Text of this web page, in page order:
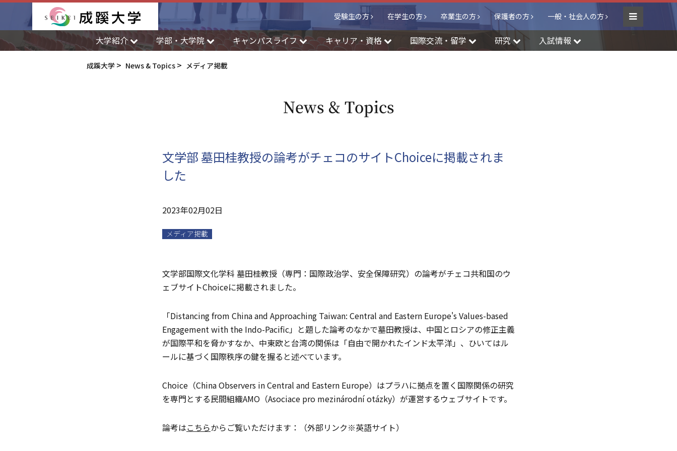
Menu
成蹊大学
受験生の方 在学生の方 卒業生の方 保護者の方 一般・社会人の方
大学紹介 学部・大学院 キャンパスライフ キャリア・資格 国際交流・留学 研究 入試情報
成蹊大学 News & Topics メディア掲載
News & Topics
文学部 墓田桂教授の論考がチェコのサイトChoiceに掲載されま
した
2023年02月02日
メディア掲載
文学部国際文化学科 墓田桂教授（専門：国際政治学、安全保障研究）の論考がチェコ共和国のウ
ェブサイトChoiceに掲載されました。
「Distancing from China and Approaching Taiwan: Central and Eastern Europe's Values-based
Engagement with the Indo-Pacific」と題した論考のなかで墓田教授は、中国とロシアの修正主義
が国際平和を脅かすなか、中東欧と台湾の関係は「自由で開かれたインド太平洋」、ひいてはル
ールに基づく国際秩序の鍵を握ると述べています。
Choice（China Observers in Central and Eastern Europe）はプラハに拠点を置く国際関係の研究
を専門とする民間組織AMO（Asociace pro mezinárodní otázky）が運営するウェブサイトです。
論考はこちらからご覧いただけます：（外部リンク※英語サイト）